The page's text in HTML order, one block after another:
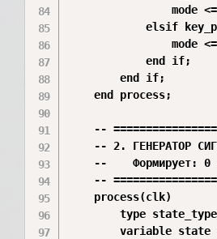
mode
elsif
mode
            end if;
        end if;
    end process;
--
-- 2. ГЕНЕРАТОР
--    Формирует: 0
--
    process(clk)
type
variable state